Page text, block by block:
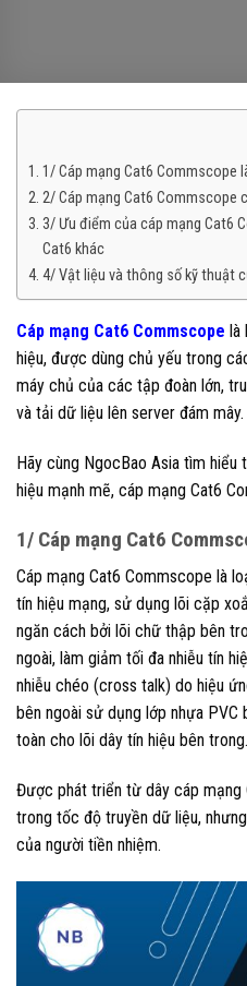
1/ Cáp mạng Cat6 Commscope
2/ Cáp mạng Cat6 Commscope
3/ Ưu điểm của cáp mạng Cat6
Cat6 khác
4/ Vật liệu và thông số kỹ thuật
Cáp mạng Cat6 Commscope là
hiệu, được dùng chủ yếu trong
máy chủ của các tập đoàn lớn,
và tải dữ liệu lên server đám mây.
Hãy cùng NgocBao Asia tìm
hiệu mạnh mẽ, cáp mạng Cat6
1/ Cáp mạng Cat6
Cáp mạng Cat6 Commscope là
tín hiệu mạng, sử dụng lõi cặp
ngăn cách bởi lõi chữ thập bên
ngoài, làm giảm tối đa nhiễu tín
nhiễu chéo (cross talk) do hiệu
bên ngoài sử dụng lớp nhựa
toàn cho lõi dây tín hiệu bên trong.
Được phát triển từ dây cáp mạng
trong tốc độ truyền dữ liệu,
của người tiền nhiệm.